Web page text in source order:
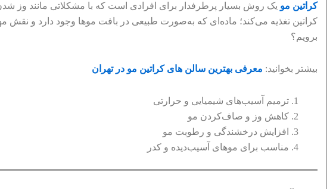
کراتین مو یک روش بسیار پرطرفدار برای افرادی است که با مشکلاتی مانند وز
کراتین تغذیه می‌کند؛ ماده‌ای که به‌صورت طبیعی در بافت موها وجود دارد و نقش
برویم؟
بیشتر بخوانید: معرفی بهترین سالن های کراتین مو در تهران
ترمیم آسیب‌های شیمیایی و حرارتی
کاهش وز و صاف‌کردن مو
افزایش درخشندگی و رطوبت مو
مناسب برای موهای آسیب‌دیده و کدر